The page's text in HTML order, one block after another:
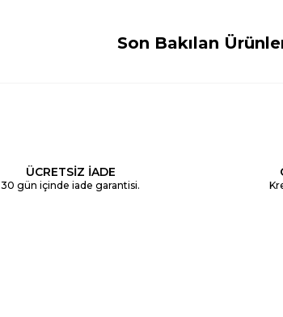
Son Bakılan
ÜCRETSİZ İADE
30 gün içinde iade garantisi.